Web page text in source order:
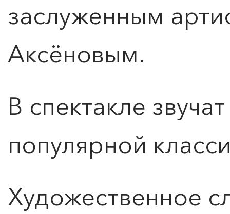
ПОИСК ПО МЕРОПРИЯТИЯМ
заслуженным
Аксёновым.
В спектакле
популярной
Художественное